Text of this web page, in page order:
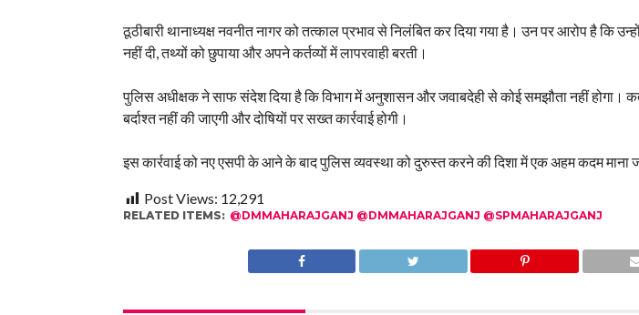
ठूठीबारी थानाध्यक्ष नवनीत नागर को तत्काल प्रभाव से निलंबित कर दिया गया है। उन पर आरोप है कि
नहीं दी, तथ्यों को छुपाया और अपने कर्तव्यों में लापरवाही बरती।
पुलिस अधीक्षक ने साफ संदेश दिया है कि विभाग में अनुशासन और जवाबदेही से कोई समझौता नहीं होगा।
बर्दाश्त नहीं की जाएगी और दोषियों पर सख्त कार्रवाई होगी।
इस कार्रवाई को नए एसपी के आने के बाद पुलिस व्यवस्था को दुरुस्त करने की दिशा में एक अहम कदम माना
Post Views: 12,291
RELATED ITEMS: @DMMAHARAJGANJ @DMMAHARAJGANJ @SPMAHARAJGANJ